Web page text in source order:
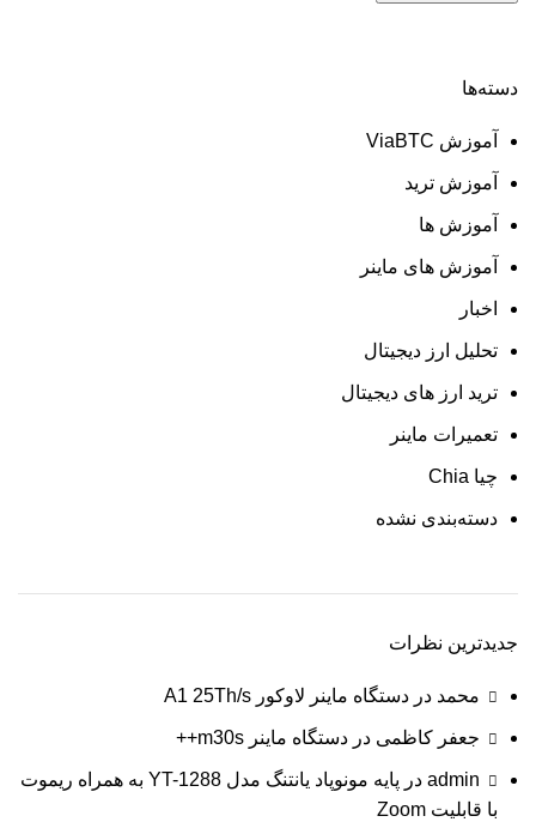
دسته‌ها
آموزش ViaBTC
آموزش ترید
آموزش ها
آموزش های ماینر
اخبار
تحلیل ارز دیجیتال
ترید ارز های دیجیتال
تعمیرات ماینر
چیا Chia
دسته‌بندی نشده
جدیدترین نظرات
محمد در دستگاه ماينر لاوکور A1 25Th/s
جعفر کاظمی در دستگاه ماینر m30s++
admin در
پایه مونوپاد یانتنگ مدل YT-1288 به همراه ریموت
با قابلیت Zoom